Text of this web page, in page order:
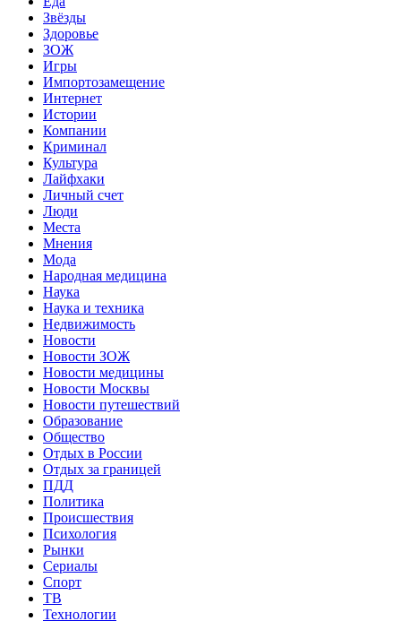
Звёзды
Здоровье
ЗОЖ
Игры
Импортозамещение
Интернет
Истории
Компании
Криминал
Культура
Лайфхаки
Личный счет
Люди
Места
Мнения
Мода
Народная медицина
Наука
Наука и техника
Недвижимость
Новости
Новости ЗОЖ
Новости медицины
Новости Москвы
Новости путешествий
Образование
Общество
Отдых в России
Отдых за границей
ПДД
Политика
Происшествия
Психология
Рынки
Сериалы
Спорт
ТВ
Технологии